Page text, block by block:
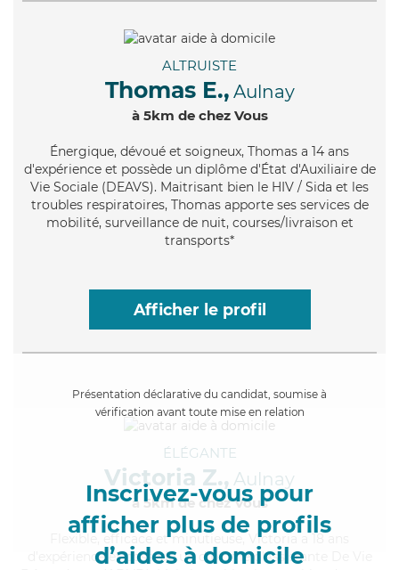
ALTRUISTE
Thomas E., Aulnay
à 5km de chez Vous
Énergique, dévoué et soigneux, Thomas a 14 ans
d'expérience et possède un diplôme d'État d'Auxiliaire de
Vie Sociale (DEAVS). Maitrisant bien le HIV / Sida et les
troubles respiratoires, Thomas apporte ses services de
mobilité, surveillance de nuit, courses/livraison et
transports*
Afficher le profil
Présentation déclarative du candidat, soumise à
vérification avant toute mise en relation
Inscrivez-vous pour
afficher plus de profils
d’aides à domicile
ÉLÉGANTE
Victoria Z., Aulnay
à 5km de chez Vous
, efficace et minutieuse, Victoria a 18 ans
d'expérience et possède un diplôme d'Assistante De Vie